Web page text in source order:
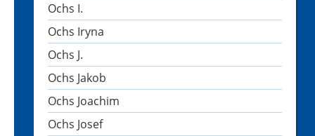
Ochs I.
Ochs Iryna
Ochs J.
Ochs Jakob
Ochs Joachim
Ochs Josef